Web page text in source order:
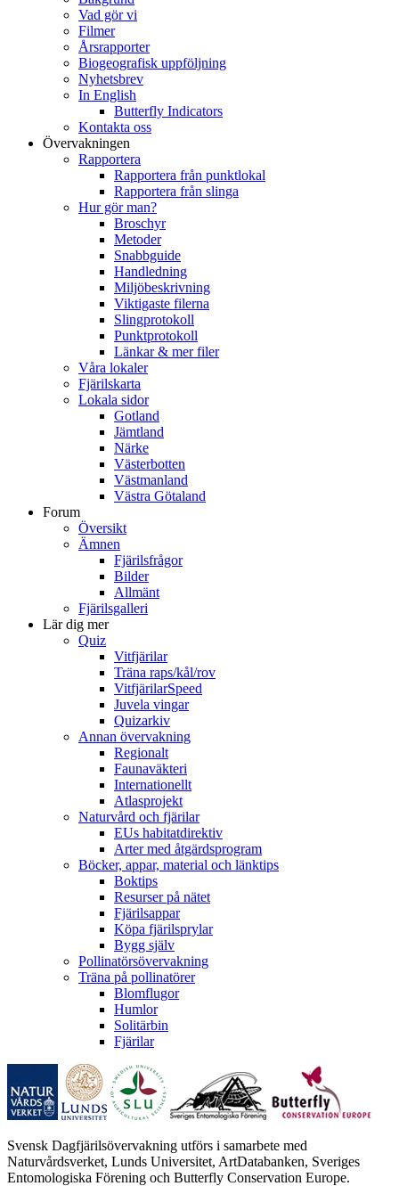
Vad gör vi
Filmer
Årsrapporter
Biogeografisk uppföljning
Nyhetsbrev
In English
Butterfly Indicators
Kontakta oss
Övervakningen
Rapportera
Rapportera från punktlokal
Rapportera från slinga
Hur gör man?
Broschyr
Metoder
Snabbguide
Handledning
Miljöbeskrivning
Viktigaste filerna
Slingprotokoll
Punktprotokoll
Länkar & mer filer
Våra lokaler
Fjärilskarta
Lokala sidor
Gotland
Jämtland
Närke
Västerbotten
Västmanland
Västra Götaland
Forum
Översikt
Ämnen
Fjärilsfrågor
Bilder
Allmänt
Fjärilsgalleri
Lär dig mer
Quiz
Vitfjärilar
Träna raps/kål/rov
VitfjärilarSpeed
Juvela vingar
Quizarkiv
Annan övervakning
Regionalt
Faunaväkteri
Internationellt
Atlasprojekt
Naturvård och fjärilar
EUs habitatdirektiv
Arter med åtgärdsprogram
Böcker, appar, material och länktips
Boktips
Resurser på nätet
Fjärilsappar
Köpa fjärilsprylar
Bygg själv
Pollinatörsövervakning
Träna på pollinatörer
Blomflugor
Humlor
Solitärbin
Fjärilar
Svensk Dagfjärilsövervakning utförs i samarbete med
Naturvårdsverket, Lunds Universitet, ArtDatabanken, Sveriges
Entomologiska Förening och Butterfly Conservation Europe.